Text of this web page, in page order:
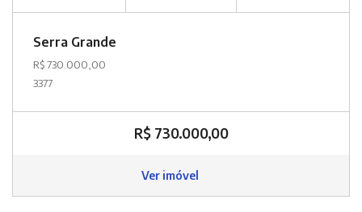
Serra Grande
R$ 730.000,00
3377
R$ 730.000,00
Ver imóvel